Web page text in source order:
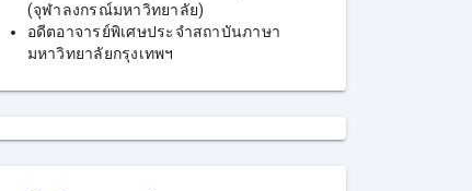
(จุฬาลงกรณ์มหาวิทยาลัย)
อดีตอาจารย์พิเศษประจำสถาบันภาษา
มหาวิทยาลัยกรุงเทพฯ